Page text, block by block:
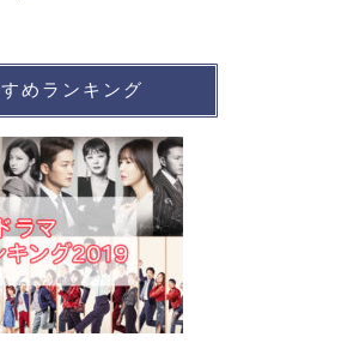
めランキング